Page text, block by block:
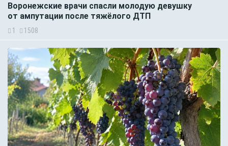
Воронежские врачи спасли молодую девушку
от ампутации после тяжёлого ДТП
1 1508